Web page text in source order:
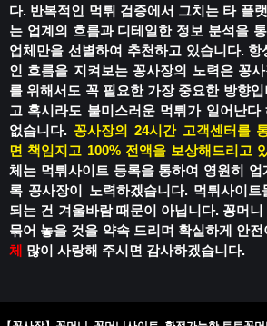
다. 반복적인 먹튀 검증에서 그치는 타 플
는 업계의 흐름과 디테일한 정보 분석을 통
업체만을 선별하여 추천하고 있습니다. 항
인 흐름을 지켜보는 꽁사장의 노력은 꽁
를 위해서도 꼭 필요한 가장 중요한 방향입
고 혹시라도 불미스러운 먹튀가 일어난다
없습니다. 꽁사장의 24시간 고객센터를
면책임지고 100% 전액을 보상해드리고
체는 먹튀사이트 등록을 통하여 영원히 업
록 꽁사장이 노력하겠습니다. 먹튀사이
되는 건 겨울바람 때문이 아닙니다. 꽁머
묶어 놓을 것을 약속 드리며 확실하게 안전
체
많이 사랑해 주시면 감사하겠습니다.